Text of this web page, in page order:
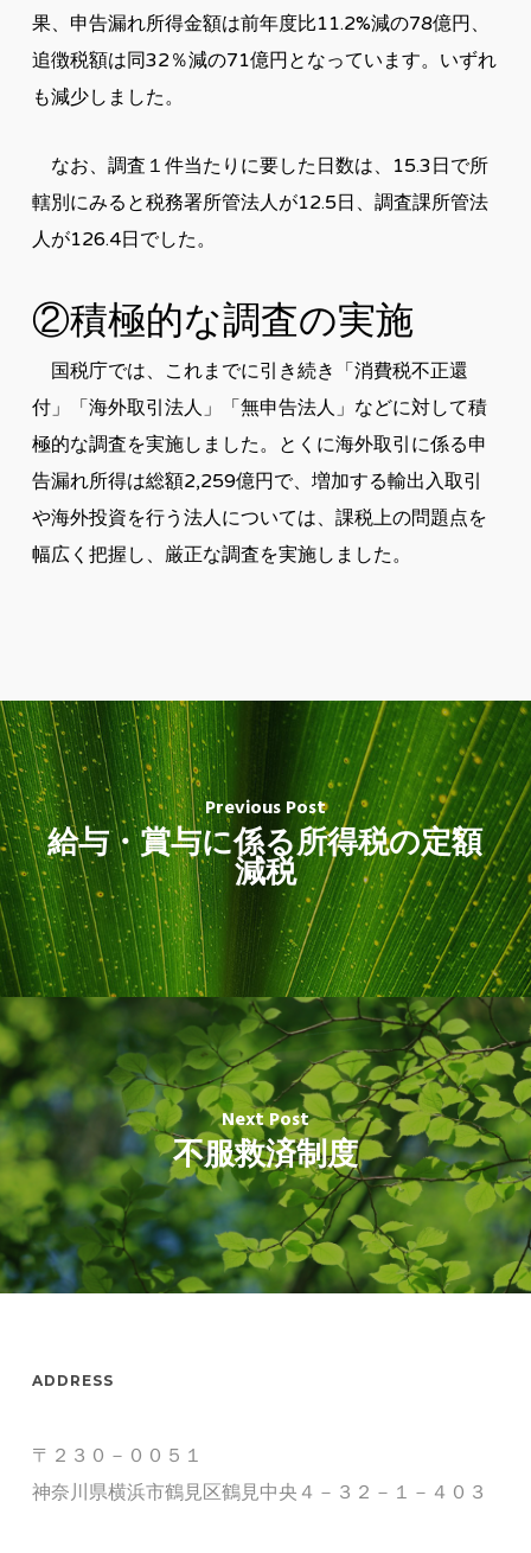
果、申告漏れ所得金額は前年度比11.2%減の78億円、
追徴税額は同32％減の71億円となっています。いずれ
も減少しました。
なお、調査１件当たりに要した日数は、15.3日で所
轄別にみると税務署所管法人が12.5日、調査課所管法
人が126.4日でした。
②積極的な調査の実施
国税庁では、これまでに引き続き「消費税不正還
付」「海外取引法人」「無申告法人」などに対して積
極的な調査を実施しました。とくに海外取引に係る申
告漏れ所得は総額2,259億円で、増加する輸出入取引
や海外投資を行う法人については、課税上の問題点を
幅広く把握し、厳正な調査を実施しました。
Previous Post
給与・賞与に係る所得税の定額
減税
Next Post
不服救済制度
ADDRESS
〒２３０－００５１
神奈川県横浜市鶴見区鶴見中央４－３２－１－４０３